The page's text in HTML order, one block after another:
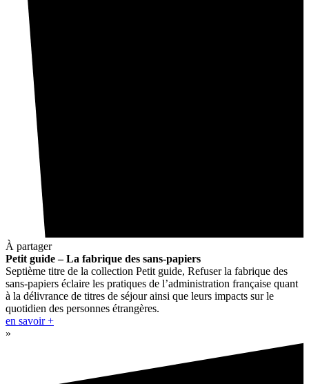
À partager
Petit guide – La fabrique des sans-papiers
Septième titre de la collection Petit guide, Refuser la fabrique des
sans-papiers éclaire les pratiques de l’administration française quant
à la délivrance de titres de séjour ainsi que leurs impacts sur le
quotidien des personnes étrangères.
en savoir +
»